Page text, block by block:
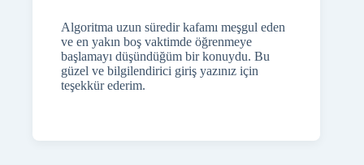
Algoritma uzun süredir kafamı meşgul eden
ve en yakın boş vaktimde öğrenmeye
başlamayı düşündüğüm bir konuydu. Bu
güzel ve bilgilendirici giriş yazınız için
teşekkür ederim.